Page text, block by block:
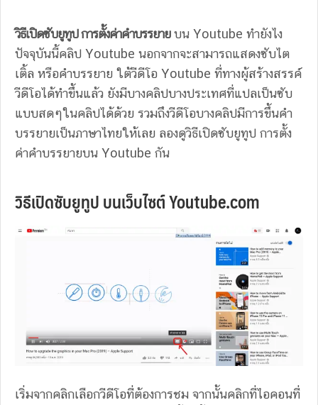
วิธีเปิดซับยูทูป การตั้งค่าคำบรรยายบน Youtube ทำยังไง
ปัจจุบันนี้คลิป Youtube นอกจากจะสามารถแสดงซับไต
เติ้ล หรือคำบรรยาย ใต้วีดีโอ Youtube ที่ทางผู้สร้างสรรค์
วีดีโอได้ทำขึ้นแล้ว ยังมีบางคลิปบางประเทศที่แปลเป็นซับ
แบบสดๆในคลิปได้ด้วย รวมถึงวีดีโอบางคลิปมีการขึ้นคำ
บรรยายเป็นภาษาไทยให้เลย ลองดูวิธีเปิดซับยูทูป การตั้ง
ค่าคำบรรยายบน Youtube กัน
วิธีเปิดซับยูทูป บนเว็บไซต์ Youtube.com
เริ่มจากคลิกเลือกวีดีโอที่ต้องการชม จากนั้นคลิกที่ไอคอนที่